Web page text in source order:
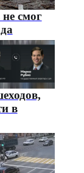
смог
в